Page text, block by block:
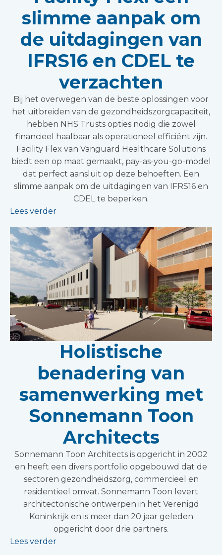
slimme aanpak om
de uitdagingen van
IFRS16 en CDEL te
verzachten
Bij het overwegen van de beste oplossingen voor
het uitbreiden van de gezondheidszorgcapaciteit,
hebben NHS Trusts opties nodig die zowel
financieel haalbaar als operationeel efficiënt zijn.
Facility Flex van Vanguard Healthcare Solutions
biedt een op maat gemaakt, pay-as-you-go-model
dat perfect aansluit op deze behoeften. Een
slimme aanpak om de uitdagingen van IFRS16 en
CDEL te beperken.
Lees verder
Holistische
benadering van
samenwerking met
Sonnemann Toon
Architects
Sonnemann Toon Architects is opgericht in 2002
en heeft een divers portfolio opgebouwd dat de
sectoren gezondheidszorg, commercieel en
residentieel omvat. Sonnemann Toon levert
architectonische ontwerpen in het Verenigd
Koninkrijk en is meer dan 20 jaar geleden
opgericht door drie partners.
Lees verder